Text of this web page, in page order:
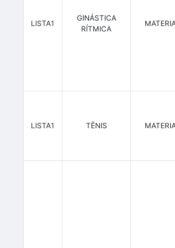
LISTA1
GINÁSTICA
RÍTMICA
LISTA1 TÊNIS